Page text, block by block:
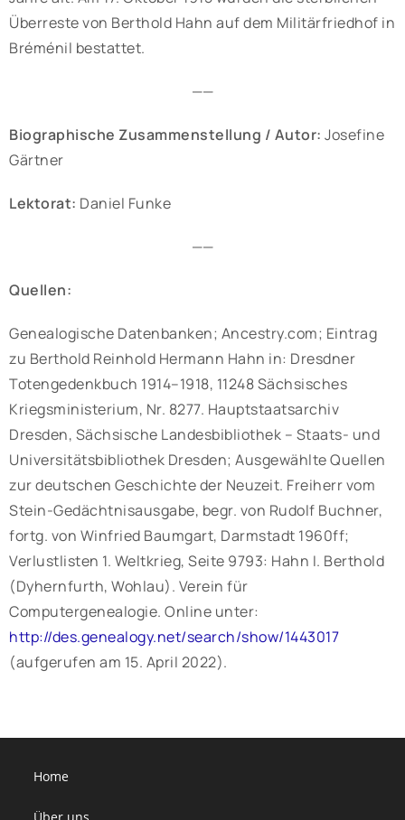
Überreste von Berthold Hahn auf dem Militärfriedhof in
Bréménil bestattet.
——
Biographische Zusammenstellung / Autor: Josefine
Gärtner
Lektorat: Daniel Funke
——
Quellen:
Genealogische Datenbanken; Ancestry.com; Eintrag
zu Berthold Reinhold Hermann Hahn in: Dresdner
Totengedenkbuch 1914–1918, 11248 Sächsisches
Kriegsministerium, Nr. 8277. Hauptstaatsarchiv
Dresden, Sächsische Landesbibliothek – Staats- und
Universitätsbibliothek Dresden; Ausgewählte Quellen
zur deutschen Geschichte der Neuzeit. Freiherr vom
Stein-Gedächtnisausgabe, begr. von Rudolf Buchner,
fortg. von Winfried Baumgart, Darmstadt 1960ff;
Verlustlisten 1. Weltkrieg, Seite 9793: Hahn I. Berthold
(Dyhernfurth, Wohlau). Verein für
Computergenealogie. Online unter:
http://des.genealogy.net/search/show/1443017
(aufgerufen am 15. April 2022).
Home